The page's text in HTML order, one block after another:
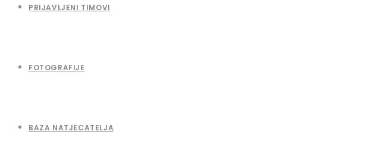
PRIJAVLJENI TIMOVI
FOTOGRAFIJE
BAZA NATJECATELJA